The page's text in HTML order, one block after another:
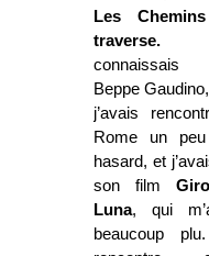
Les
traverse.
connaissais
Beppe
j’avais
Rome un
hasard, et
son film
Luna, qui
beaucoup